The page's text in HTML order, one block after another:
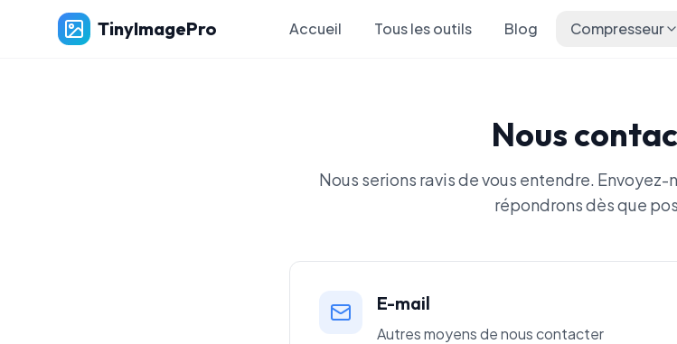
TinyImagePro Accueil Tous les outils Blog Compresseur
Nous
Nous serions ravis de vous entendre. Envoyez-
répondrons dès que
E-mail
Autres moyens de nous contacter